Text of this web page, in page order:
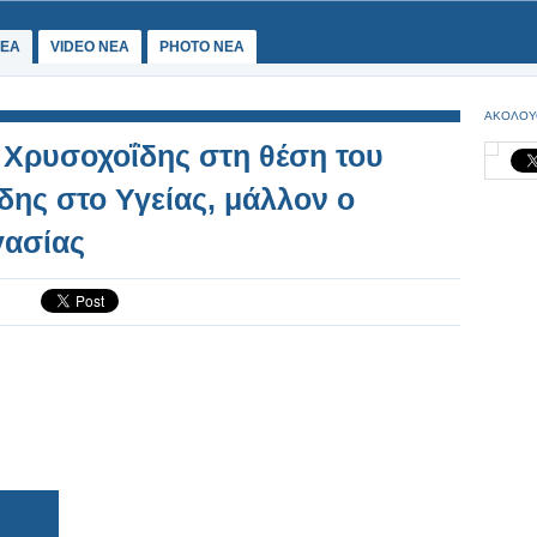
VIDEO NEA PHOTO NEA
στη θέση του
στο Υγείας, μάλλον ο